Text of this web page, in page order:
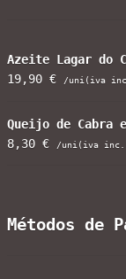
Azeite Lagar do
19,90 € /uni(iva
Queijo de Cabra
8,30 € /uni(iva
Métodos de